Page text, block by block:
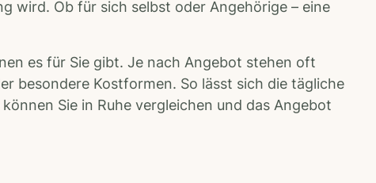
wird. Ob für sich selbst oder Angehörige – eine
es für Sie gibt. Je nach Angebot stehen oft
besondere Kostformen. So lässt sich die tägliche
Sie in Ruhe vergleichen und das Angebot